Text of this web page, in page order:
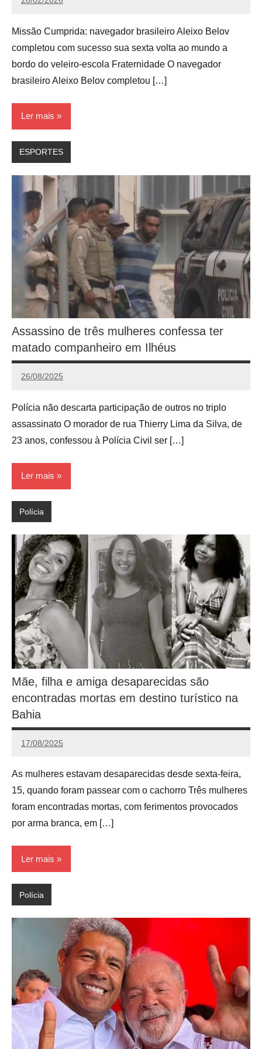
Calango
Missão Cumprida: navegador brasileiro Aleixo Belov
completou com sucesso sua sexta volta ao mundo a
bordo do veleiro-escola Fraternidade O navegador
brasileiro Aleixo Belov completou […]
Ler mais
ESPORTES
Assassino de três mulheres confessa ter
matado companheiro em Ilhéus
26/08/2025
Calango
Polícia não descarta participação de outros no triplo
assassinato O morador de rua Thierry Lima da Silva, de
23 anos, confessou à Polícia Civil ser […]
Ler mais
Polícia
Mãe, filha e amiga desaparecidas são
encontradas mortas em destino turístico na
Bahia
17/08/2025
Redação
As mulheres estavam desaparecidas desde sexta-feira,
15, quando foram passear com o cachorro Três mulheres
foram encontradas mortas, com ferimentos provocados
por arma branca, em […]
Ler mais
Polícia